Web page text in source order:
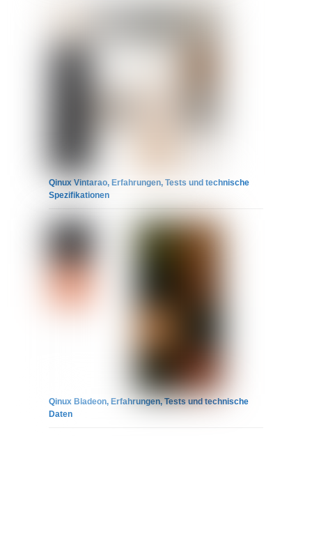
Qinux Vintarao, Erfahrungen, Tests und technische
Spezifikationen
Qinux Bladeon, Erfahrungen, Tests und technische
Daten